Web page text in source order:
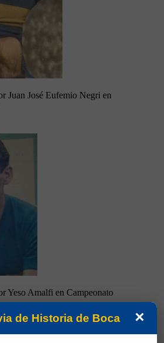
Juan José Eufemio Negri en
Yeso Amalfi en Campeonato
×
de Historia de Boca